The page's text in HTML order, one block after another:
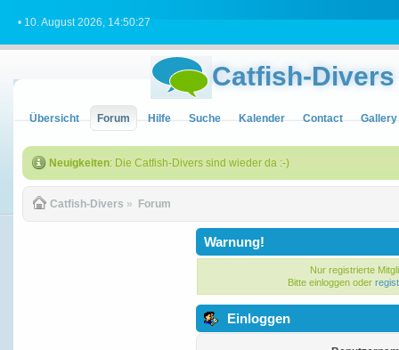
• 10. August 2026, 14:50:27
Catfish-Divers
Übersicht Forum Hilfe Suche Kalender Contact Gallery
Neuigkeiten: Die Catfish-Divers sind wieder da :-)
Catfish-Divers » Forum
Warnung!
Nur registrierte
Bitte einloggen oder
Einloggen